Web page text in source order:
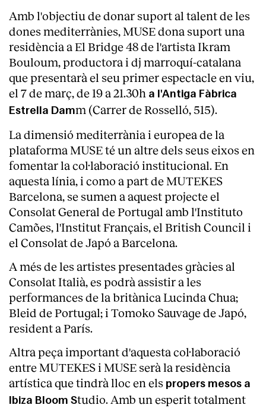
Amb l'objectiu de donar suport al talent de les
dones mediterrànies, MUSE dona suport una
residència a El Bridge 48 de l'artista Ikram
Bouloum, productora i dj marroquí-catalana
que presentarà el seu primer espectacle en viu,
el 7 de març, de 19 a 21.30h a l'Antiga Fàbrica
Estrella Damm (Carrer de Rosselló, 515).
La dimensió mediterrània i europea de la
plataforma MUSE té un altre dels seus eixos en
fomentar la col·laboració institucional. En
aquesta línia, i como a part de MUTEKES
Barcelona, se sumen a aquest projecte el
Consolat General de Portugal amb l'Instituto
Camões, l'Institut Français, el British Council i
el Consolat de Japó a Barcelona.
A més de les artistes presentades gràcies al
Consolat Italià, es podrà assistir a les
performances de la britànica Lucinda Chua;
Bleid de Portugal; i Tomoko Sauvage de Japó,
resident a París.
Altra peça important d'aquesta col·laboració
entre MUTEKES i MUSE serà la residència
artística que tindrà lloc en els propers mesos a
Ibiza Bloom Studio. Amb un esperit totalment